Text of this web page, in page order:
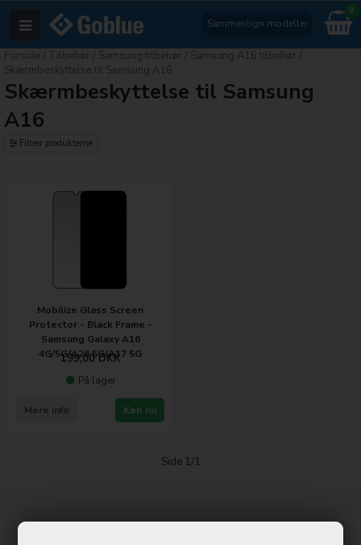
Sammenlign modeller
0
Forside Tilbehør Samsung tilbehør Samsung A16 tilbehør
Skærmbeskyttelse til Samsung A16
Skærmbeskyttelse til Samsung
A16
Filtrer produkterne
Mobilize Glass Screen
Protector - Black Frame -
Samsung Galaxy A16
4G/5G/A26 5G/A17 5G
199,00DKK
På lager
Køb nu
Mere info
Side 1/1